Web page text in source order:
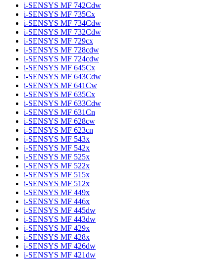
i-SENSYS MF 742Cdw
i-SENSYS MF 735Cx
i-SENSYS MF 734Cdw
i-SENSYS MF 732Cdw
i-SENSYS MF 729cx
i-SENSYS MF 728cdw
i-SENSYS MF 724cdw
i-SENSYS MF 645Cx
i-SENSYS MF 643Cdw
i-SENSYS MF 641Cw
i-SENSYS MF 635Cx
i-SENSYS MF 633Cdw
i-SENSYS MF 631Cn
i-SENSYS MF 628cw
i-SENSYS MF 623cn
i-SENSYS MF 543x
i-SENSYS MF 542x
i-SENSYS MF 525x
i-SENSYS MF 522x
i-SENSYS MF 515x
i-SENSYS MF 512x
i-SENSYS MF 449x
i-SENSYS MF 446x
i-SENSYS MF 445dw
i-SENSYS MF 443dw
i-SENSYS MF 429x
i-SENSYS MF 428x
i-SENSYS MF 426dw
i-SENSYS MF 421dw